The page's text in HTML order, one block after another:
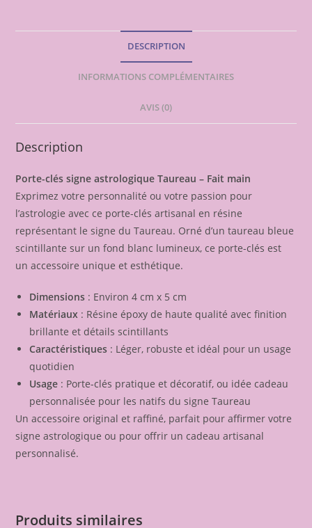
DESCRIPTION
INFORMATIONS COMPLÉMENTAIRES
AVIS (0)
Description
Porte-clés signe astrologique Taureau – Fait main
Exprimez votre personnalité ou votre passion pour
l’astrologie avec ce porte-clés artisanal en résine
représentant le signe du Taureau. Orné d’un taureau bleue
scintillante sur un fond blanc lumineux, ce porte-clés est
un accessoire unique et esthétique.
Dimensions : Environ 4 cm x 5 cm
Matériaux : Résine époxy de haute qualité avec finition
brillante et détails scintillants
Caractéristiques : Léger, robuste et idéal pour un usage
quotidien
Usage : Porte-clés pratique et décoratif, ou idée cadeau
personnalisée pour les natifs du signe Taureau
Un accessoire original et raffiné, parfait pour affirmer votre
signe astrologique ou pour offrir un cadeau artisanal
personnalisé.
Produits similaires